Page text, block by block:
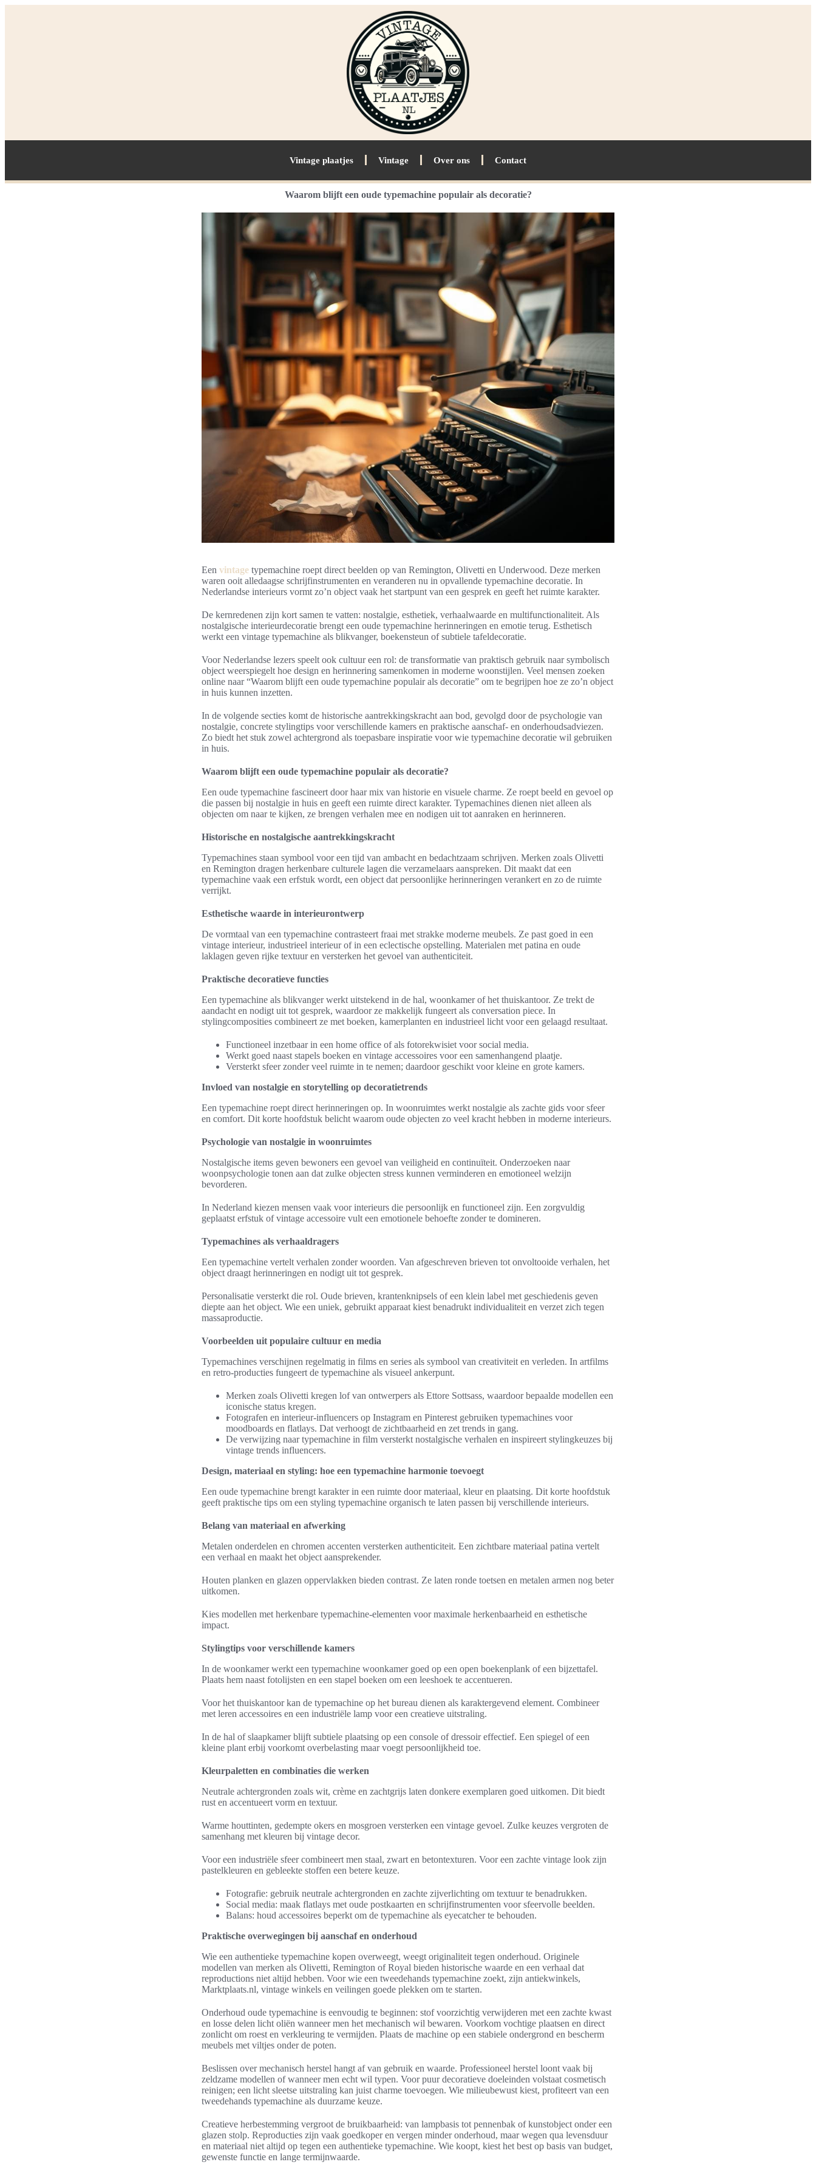
Vintage plaatjes Vintage Over ons Contact
Waarom blijft een oude typemachine populair als decoratie?
Een vintage typemachine roept direct beelden op van Remington, Olivetti en Underwood. Deze merken
waren ooit alledaagse schrijfinstrumenten en veranderen nu in opvallende typemachine decoratie. In
Nederlandse interieurs vormt zo’n object vaak het startpunt van een gesprek en geeft het ruimte karakter.
De kernredenen zijn kort samen te vatten: nostalgie, esthetiek, verhaalwaarde en multifunctionaliteit. Als
nostalgische interieurdecoratie brengt een oude typemachine herinneringen en emotie terug. Esthetisch
werkt een vintage typemachine als blikvanger, boekensteun of subtiele tafeldecoratie.
Voor Nederlandse lezers speelt ook cultuur een rol: de transformatie van praktisch gebruik naar symbolisch
object weerspiegelt hoe design en herinnering samenkomen in moderne woonstijlen. Veel mensen zoeken
online naar “Waarom blijft een oude typemachine populair als decoratie” om te begrijpen hoe ze zo’n object
in huis kunnen inzetten.
In de volgende secties komt de historische aantrekkingskracht aan bod, gevolgd door de psychologie van
nostalgie, concrete stylingtips voor verschillende kamers en praktische aanschaf- en onderhoudsadviezen.
Zo biedt het stuk zowel achtergrond als toepasbare inspiratie voor wie typemachine decoratie wil gebruiken
in huis.
Waarom blijft een oude typemachine populair als decoratie?
Een oude typemachine fascineert door haar mix van historie en visuele charme. Ze roept beeld en gevoel op
die passen bij nostalgie in huis en geeft een ruimte direct karakter. Typemachines dienen niet alleen als
objecten om naar te kijken, ze brengen verhalen mee en nodigen uit tot aanraken en herinneren.
Historische en nostalgische aantrekkingskracht
Typemachines staan symbool voor een tijd van ambacht en bedachtzaam schrijven. Merken zoals Olivetti
en Remington dragen herkenbare culturele lagen die verzamelaars aanspreken. Dit maakt dat een
typemachine vaak een erfstuk wordt, een object dat persoonlijke herinneringen verankert en zo de ruimte
verrijkt.
Esthetische waarde in interieurontwerp
De vormtaal van een typemachine contrasteert fraai met strakke moderne meubels. Ze past goed in een
vintage interieur, industrieel interieur of in een eclectische opstelling. Materialen met patina en oude
laklagen geven rijke textuur en versterken het gevoel van authenticiteit.
Praktische decoratieve functies
Een typemachine als blikvanger werkt uitstekend in de hal, woonkamer of het thuiskantoor. Ze trekt de
aandacht en nodigt uit tot gesprek, waardoor ze makkelijk fungeert als conversation piece. In
stylingcomposities combineert ze met boeken, kamerplanten en industrieel licht voor een gelaagd resultaat.
Functioneel inzetbaar in een home office of als fotorekwisiet voor social media.
Werkt goed naast stapels boeken en vintage accessoires voor een samenhangend plaatje.
Versterkt sfeer zonder veel ruimte in te nemen; daardoor geschikt voor kleine en grote kamers.
Invloed van nostalgie en storytelling op decoratietrends
Een typemachine roept direct herinneringen op. In woonruimtes werkt nostalgie als zachte gids voor sfeer
en comfort. Dit korte hoofdstuk belicht waarom oude objecten zo veel kracht hebben in moderne interieurs.
Psychologie van nostalgie in woonruimtes
Nostalgische items geven bewoners een gevoel van veiligheid en continuïteit. Onderzoeken naar
woonpsychologie tonen aan dat zulke objecten stress kunnen verminderen en emotioneel welzijn
bevorderen.
In Nederland kiezen mensen vaak voor interieurs die persoonlijk en functioneel zijn. Een zorgvuldig
geplaatst erfstuk of vintage accessoire vult een emotionele behoefte zonder te domineren.
Typemachines als verhaaldragers
Een typemachine vertelt verhalen zonder woorden. Van afgeschreven brieven tot onvoltooide verhalen, het
object draagt herinneringen en nodigt uit tot gesprek.
Personalisatie versterkt die rol. Oude brieven, krantenknipsels of een klein label met geschiedenis geven
diepte aan het object. Wie een uniek, gebruikt apparaat kiest benadrukt individualiteit en verzet zich tegen
massaproductie.
Voorbeelden uit populaire cultuur en media
Typemachines verschijnen regelmatig in films en series als symbool van creativiteit en verleden. In artfilms
en retro-producties fungeert de typemachine als visueel ankerpunt.
Merken zoals Olivetti kregen lof van ontwerpers als Ettore Sottsass, waardoor bepaalde modellen een
iconische status kregen.
Fotografen en interieur-influencers op Instagram en Pinterest gebruiken typemachines voor
moodboards en flatlays. Dat verhoogt de zichtbaarheid en zet trends in gang.
De verwijzing naar typemachine in film versterkt nostalgische verhalen en inspireert stylingkeuzes bij
vintage trends influencers.
Design, materiaal en styling: hoe een typemachine harmonie toevoegt
Een oude typemachine brengt karakter in een ruimte door materiaal, kleur en plaatsing. Dit korte hoofdstuk
geeft praktische tips om een styling typemachine organisch te laten passen bij verschillende interieurs.
Belang van materiaal en afwerking
Metalen onderdelen en chromen accenten versterken authenticiteit. Een zichtbare materiaal patina vertelt
een verhaal en maakt het object aansprekender.
Houten planken en glazen oppervlakken bieden contrast. Ze laten ronde toetsen en metalen armen nog beter
uitkomen.
Kies modellen met herkenbare typemachine-elementen voor maximale herkenbaarheid en esthetische
impact.
Stylingtips voor verschillende kamers
In de woonkamer werkt een typemachine woonkamer goed op een open boekenplank of een bijzettafel.
Plaats hem naast fotolijsten en een stapel boeken om een leeshoek te accentueren.
Voor het thuiskantoor kan de typemachine op het bureau dienen als karaktergevend element. Combineer
met leren accessoires en een industriële lamp voor een creatieve uitstraling.
In de hal of slaapkamer blijft subtiele plaatsing op een console of dressoir effectief. Een spiegel of een
kleine plant erbij voorkomt overbelasting maar voegt persoonlijkheid toe.
Kleurpaletten en combinaties die werken
Neutrale achtergronden zoals wit, crème en zachtgrijs laten donkere exemplaren goed uitkomen. Dit biedt
rust en accentueert vorm en textuur.
Warme houttinten, gedempte okers en mosgroen versterken een vintage gevoel. Zulke keuzes vergroten de
samenhang met kleuren bij vintage decor.
Voor een industriële sfeer combineert men staal, zwart en betontexturen. Voor een zachte vintage look zijn
pastelkleuren en gebleekte stoffen een betere keuze.
Fotografie: gebruik neutrale achtergronden en zachte zijverlichting om textuur te benadrukken.
Social media: maak flatlays met oude postkaarten en schrijfinstrumenten voor sfeervolle beelden.
Balans: houd accessoires beperkt om de typemachine als eyecatcher te behouden.
Praktische overwegingen bij aanschaf en onderhoud
Wie een authentieke typemachine kopen overweegt, weegt originaliteit tegen onderhoud. Originele
modellen van merken als Olivetti, Remington of Royal bieden historische waarde en een verhaal dat
reproductions niet altijd hebben. Voor wie een tweedehands typemachine zoekt, zijn antiekwinkels,
Marktplaats.nl, vintage winkels en veilingen goede plekken om te starten.
Onderhoud oude typemachine is eenvoudig te beginnen: stof voorzichtig verwijderen met een zachte kwast
en losse delen licht oliën wanneer men het mechanisch wil bewaren. Voorkom vochtige plaatsen en direct
zonlicht om roest en verkleuring te vermijden. Plaats de machine op een stabiele ondergrond en bescherm
meubels met viltjes onder de poten.
Beslissen over mechanisch herstel hangt af van gebruik en waarde. Professioneel herstel loont vaak bij
zeldzame modellen of wanneer men echt wil typen. Voor puur decoratieve doeleinden volstaat cosmetisch
reinigen; een licht sleetse uitstraling kan juist charme toevoegen. Wie milieubewust kiest, profiteert van een
tweedehands typemachine als duurzame keuze.
Creatieve herbestemming vergroot de bruikbaarheid: van lampbasis tot pennenbak of kunstobject onder een
glazen stolp. Reproducties zijn vaak goedkoper en vergen minder onderhoud, maar wegen qua levensduur
en materiaal niet altijd op tegen een authentieke typemachine. Wie koopt, kiest het best op basis van budget,
gewenste functie en lange termijnwaarde.